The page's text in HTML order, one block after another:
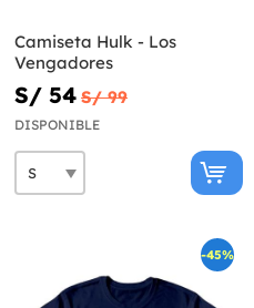
Camiseta Hulk - Los
Vengadores
S/ 54 S/ 99
DISPONIBLE
-45%